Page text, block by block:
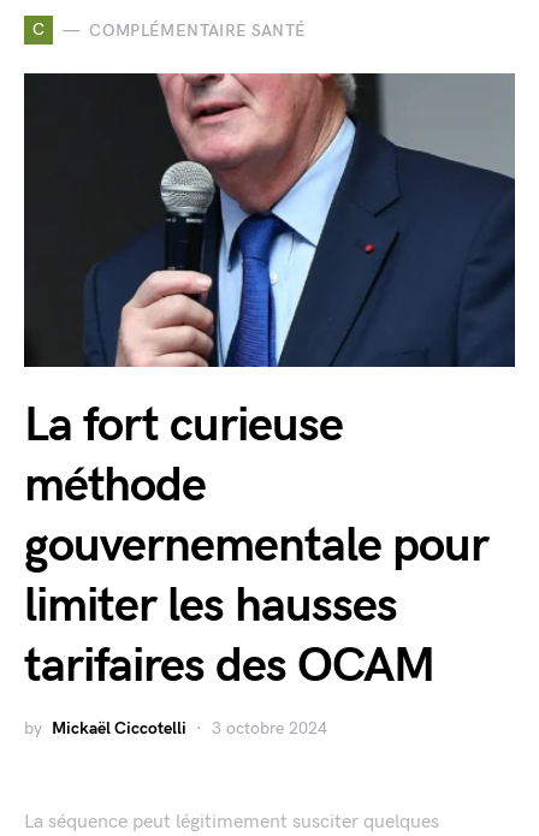
C COMPLÉMENTAIRE SANTÉ
La fort curieuse
méthode
gouvernementale pour
limiter les hausses
tarifaires des OCAM
by Mickaël Ciccotelli 3 octobre 2024
La séquence peut légitimement susciter quelques